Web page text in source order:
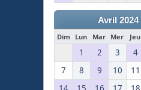
Avril 2024
Dim Lun Mar Mer Jeu
1 2 3 4
7
8 9 10 11